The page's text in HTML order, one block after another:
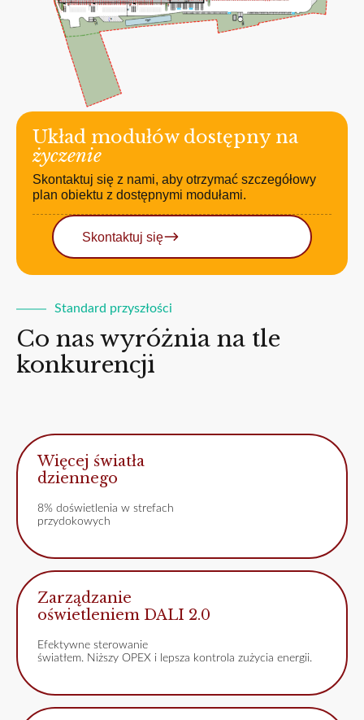
Układ modułów dostępny na
życzenie
Skontaktuj się z nami, aby otrzymać szczegółowy
plan obiektu z dostępnymi modułami.
Skontaktuj się
Standard przyszłości
Co nas wyróżnia na tle
konkurencji
Więcej światła
dziennego
8% doświetlenia w strefach
przydokowych
Zarządzanie
oświetleniem DALI 2.0
Efektywne sterowanie
światłem. Niższy OPEX i lepsza kontrola zużycia energii.